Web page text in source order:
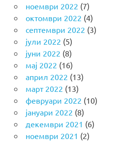
ноември 2022 (7)
октомври 2022 (4)
септември 2022 (3)
јули 2022 (5)
јуни 2022 (8)
мај 2022 (16)
април 2022 (13)
март 2022 (13)
февруари 2022 (10)
јануари 2022 (8)
декември 2021 (6)
ноември 2021 (2)